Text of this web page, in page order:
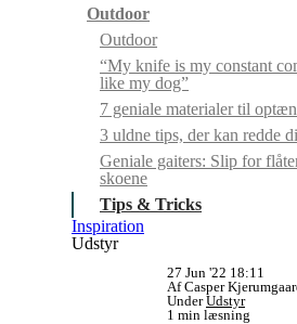
Outdoor
Outdoor
“My knife is my constant
like my dog”
7 geniale materialer til
3 uldne tips, der kan redde
Geniale gaiters: Slip for
skoene
Tips & Tricks
Inspiration
Udstyr
27 Jun '22 18:11
Af Casper
UnderUdstyr
1 min læsning